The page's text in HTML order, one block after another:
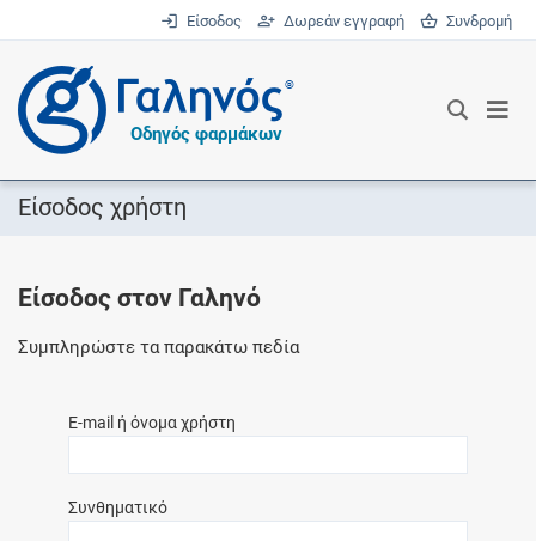
Είσοδος Δωρεάν εγγραφή Συνδρομή
®
Οδηγός φαρμάκων
Είσοδος χρήστη
Είσοδος στον Γαληνό
Συμπληρώστε τα παρακάτω πεδία
E-mail ή όνομα χρήστη
Συνθηματικό